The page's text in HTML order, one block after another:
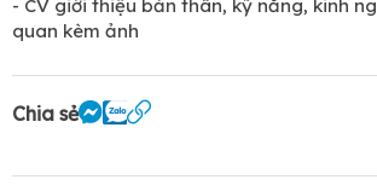
- CV giới thiệu bản thân, kỹ năng, kinh
quan kèm ảnh
Chia sẻ